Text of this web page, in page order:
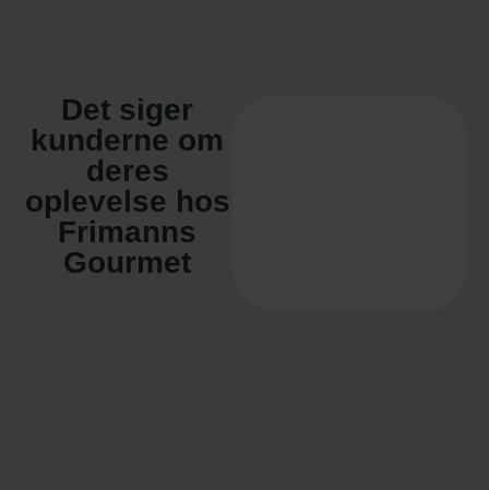
Det siger
kunderne om
deres
oplevelse hos
Frimanns
Gourmet